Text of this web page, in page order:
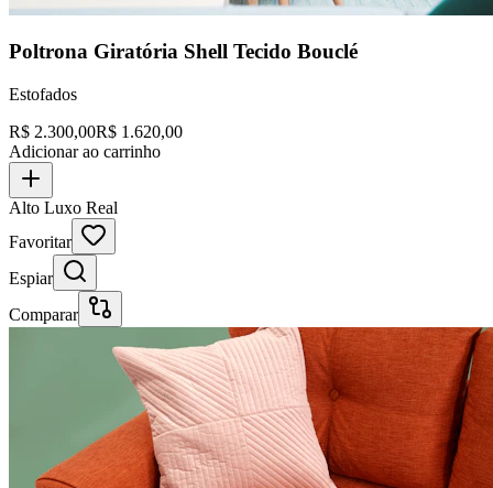
Poltrona Giratória Shell Tecido Bouclé
Estofados
R$ 2.300,00R$ 1.620,00
Adicionar ao carrinho
Alto Luxo Real
Favoritar
Espiar
Comparar